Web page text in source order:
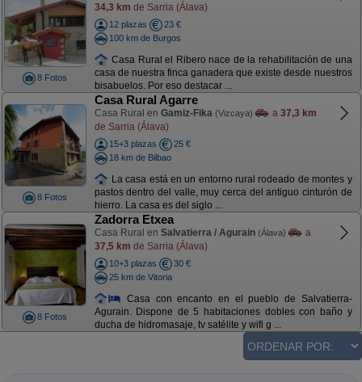
8 Fotos
34,3 km de Sarria (Álava)
12 plazas
23 €
100 km de Burgos
Casa Rural el Ribero nace de la rehabilitación de una
casa de nuestra finca ganadera que existe desde nuestros
bisabuelos. Por eso destacar ...
8 Fotos
Casa Rural Agarre
Casa Rural en Gamiz-Fika (Vizcaya) a 37,3 km
de Sarria (Álava)
15+3 plazas
25 €
18 km de Bilbao
La casa está en un entorno rural rodeado de montes y
pastos dentro del valle, muy cerca del antiguo cinturón de
hierro. La casa es del siglo ...
8 Fotos
Zadorra Etxea
Casa Rural en Salvatierra / Agurain (Álava)
a
37,5 km de Sarria (Álava)
10+3 plazas
30 €
25 km de Vitoria
Casa con encanto en el pueblo de Salvatierra-
Agurain. Dispone de 5 habitaciones dobles con baño y
ducha de hidromasaje, tv satélite y wifi g ...